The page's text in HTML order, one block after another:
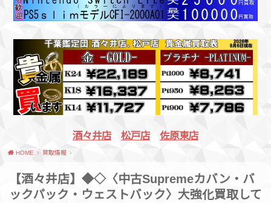
酒々井店 松戸店 佐原東店
HOME 買取情報
【酒々井店】◆◇〈中古Supremeカバン・バ
ックパック・ウェストバック〉大強化買取して